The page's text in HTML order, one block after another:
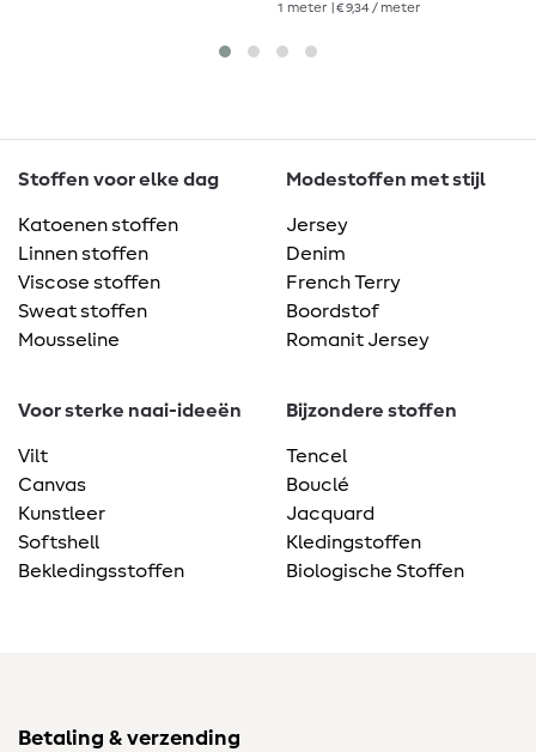
1 meter | € 9,34 / meter
Stoffen voor elke dag
Katoenen stoffen
Linnen stoffen
Viscose stoffen
Sweat stoffen
Mousseline
Modestoffen met stijl
Jersey
Denim
French Terry
Boordstof
Romanit Jersey
Voor sterke naai-ideeën
Vilt
Canvas
Kunstleer
Softshell
Bekledingsstoffen
Bijzondere stoffen
Tencel
Bouclé
Jacquard
Kledingstoffen
Biologische Stoffen
Betaling & verzending